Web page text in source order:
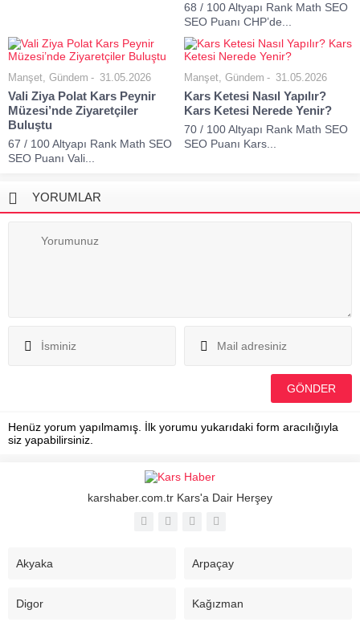
68 / 100 Altyapı Rank Math SEO
SEO Puanı CHP’de...
Manşet, Gündem 31.05.2026
Vali Ziya Polat Kars Peynir
Müzesi’nde Ziyaretçiler
Buluştu
67 / 100 Altyapı Rank Math SEO
SEO Puanı Vali...
Manşet, Gündem 31.05.2026
Kars Ketesi Nasıl Yapılır?
Kars Ketesi Nerede Yenir?
70 / 100 Altyapı Rank Math SEO
SEO Puanı Kars...
YORUMLAR
Henüz yorum yapılmamış. İlk yorumu yukarıdaki form aracılığıyla
siz yapabilirsiniz.
karshaber.com.tr Kars'a Dair Herşey
Akyaka Arpaçay
Digor Kağızman